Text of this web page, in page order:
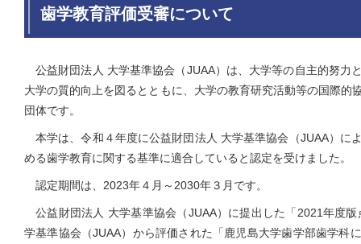
歯学教育評価受審について
公益財団法人 大学基準協会（JUAA）は、大学等の自主的努力
大学の質的向上を図るとともに、大学の教育研究活動等の国際的
団体です。
本学は、令和４年度に公益財団法人 大学基準協会（JUAA）に
める歯学教育に関する基準に適合していると認定を受けました。
認定期間は、2023年４月～2030年３月です。
公益財団法人 大学基準協会（JUAA）に提出した「2021年度
学基準協会（JUAA）から評価された「鹿児島大学歯学部歯学科